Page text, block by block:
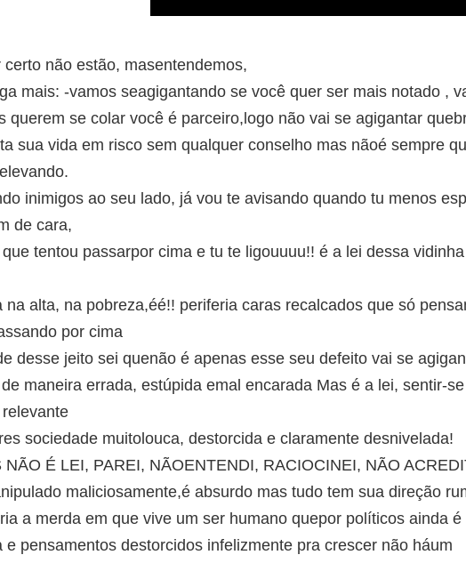
não estão, masentendemos,
mais: -vamos seagigantando se você quer ser mais notado ,
querem se colar você é parceiro,logo não vai se agigantar
sua vida em risco sem qualquer conselho mas nãoé sempre
inimigos ao seu lado, já vou te avisando quando tu menos
de cara,
tentou passarpor cima e tu te ligouuuu!! é a lei dessa vidinha
alta, na pobreza,éé!! periferia caras recalcados que só
por cima
desse jeito sei quenão é apenas esse seu defeito vai se
maneira errada, estúpida emal encarada Mas é a lei, sentir-se
sociedade muitolouca, destorcida e claramente desnivelada!
É LEI, PAREI, NÃOENTENDI, RACIOCINEI, NÃO
maliciosamente,é absurdo mas tudo tem sua direção
a merda em que vive um ser humano quepor políticos ainda é
pensamentos destorcidos infelizmente pra crescer não háum